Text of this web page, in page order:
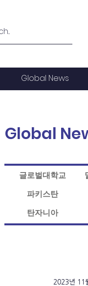
Global News
Global
글로벌대학교
파키스탄
탄자니아
2023년 11